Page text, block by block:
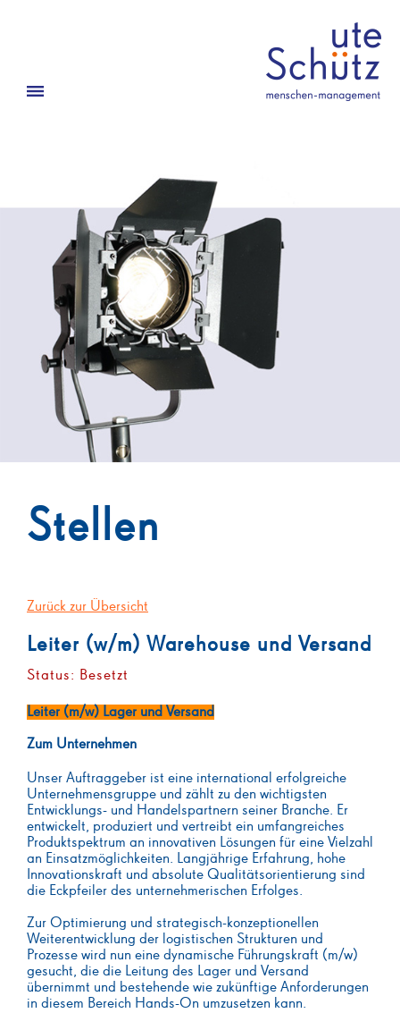
Stellen
Zurück zur Übersicht
Leiter (w/m) Warehouse und Versand
Status: Besetzt
Leiter (m/w) Lager und Versand
Zum Unternehmen
Unser Auftraggeber ist eine international erfolgreiche
Unternehmensgruppe und zählt zu den wichtigsten
Entwicklungs- und Handelspartnern seiner Branche. Er
entwickelt, produziert und vertreibt ein umfangreiches
Produktspektrum an innovativen Lösungen für eine Vielzahl
an Einsatzmöglichkeiten. Langjährige Erfahrung, hohe
Innovationskraft und absolute Qualitätsorientierung sind
die Eckpfeiler des unternehmerischen Erfolges.
Zur Optimierung und strategisch-konzeptionellen
Weiterentwicklung der logistischen Strukturen und
Prozesse wird nun eine dynamische Führungskraft (m/w)
gesucht, die die Leitung des Lager und Versand
übernimmt und bestehende wie zukünftige Anforderungen
in diesem Bereich Hands-On umzusetzen kann.